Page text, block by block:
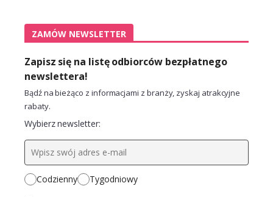
ZAMÓW NEWSLETTER
Zapisz się na listę odbiorców bezpłatnego
newslettera!
Bądź na bieżąco z informacjami z branży, zyskaj atrakcyjne
rabaty.
Wybierz newsletter:
Codzienny Tygodniowy